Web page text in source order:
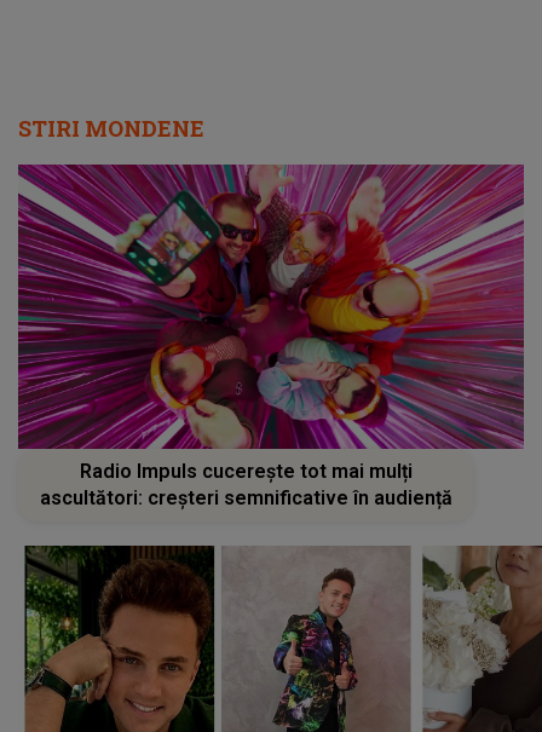
STIRI MONDENE
Radio Impuls cucerește tot mai mulți
ascultători: creșteri semnificative în audiență